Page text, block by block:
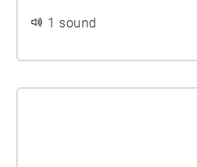
1 sound